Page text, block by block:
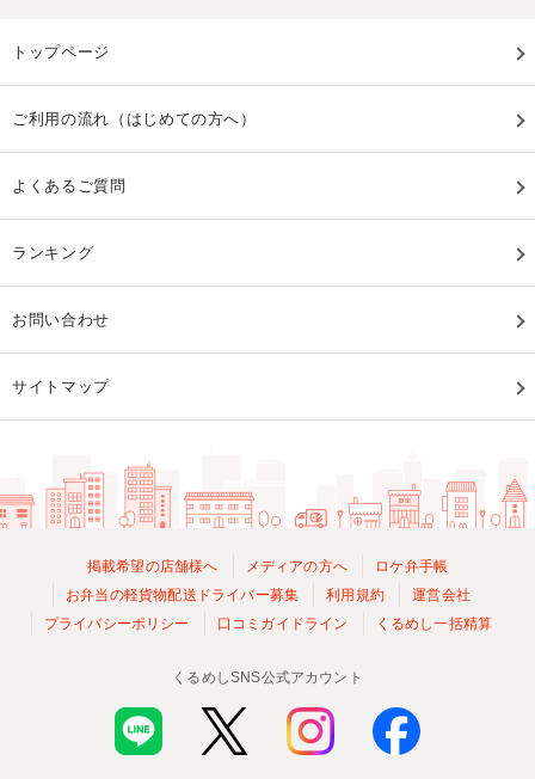
トップページ
ご利用の流れ（はじめての方へ）
よくあるご質問
ランキング
お問い合わせ
サイトマップ
掲載希望の店舗様へ メディアの方へ
ロケ弁手帳
お弁当の軽貨物配送ドライバー募集
利用規約
運営会社
プライバシーポリシー
口コミガイドライン くるめし一括精算
くるめしSNS公式アカウント